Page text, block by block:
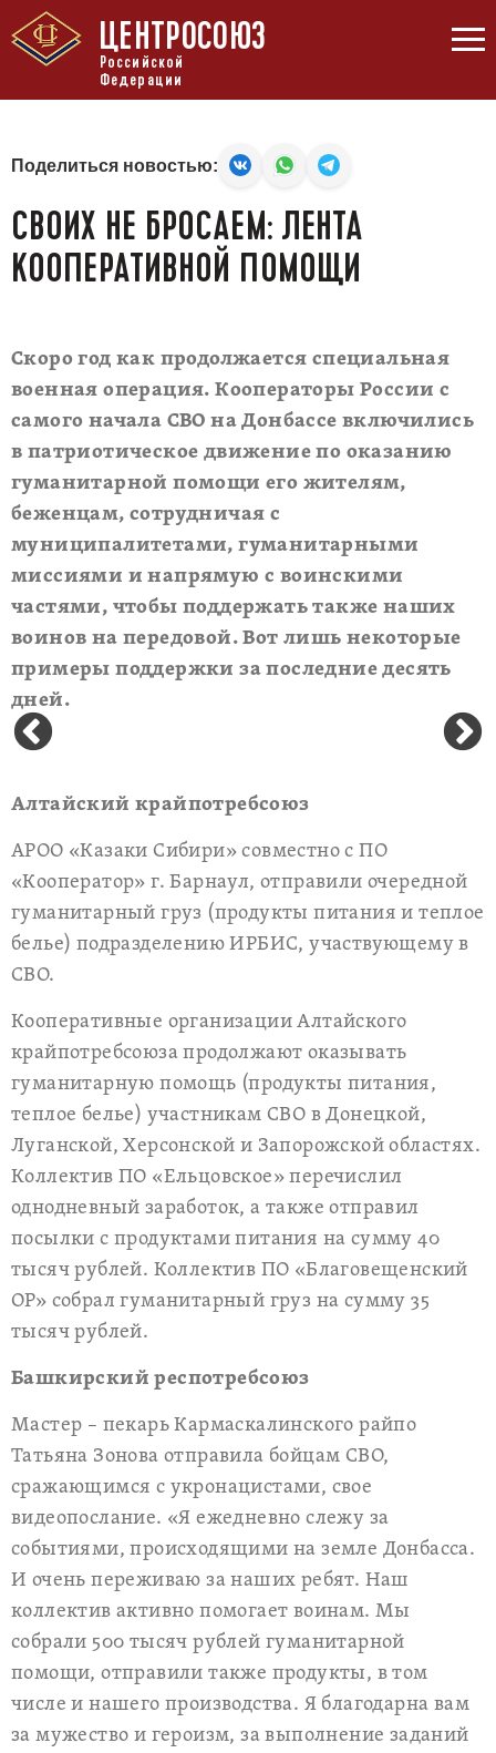
ЦЕНТРОСОЮЗ
Российской
Федерации
Поделиться новостью:
СВОИХ НЕ БРОСАЕМ: ЛЕНТА
КООПЕРАТИВНОЙ ПОМОЩИ
Скоро год как продолжается специальная
военная операция. Кооператоры России с
самого начала СВО на Донбассе включились
в патриотическое движение по оказанию
гуманитарной помощи его жителям,
беженцам, сотрудничая с
муниципалитетами, гуманитарными
миссиями и напрямую с воинскими
частями, чтобы поддержать также наших
воинов на передовой. Вот лишь некоторые
примеры поддержки за последние десять
дней.
Алтайский крайпотребсоюз
АРОО «Казаки Сибири» совместно с ПО
«Кооператор» г. Барнаул, отправили очередной
гуманитарный груз (продукты питания и теплое
белье) подразделению ИРБИС, участвующему в
СВО.
Кооперативные организации Алтайского
крайпотребсоюза продолжают оказывать
гуманитарную помощь (продукты питания,
теплое белье) участникам СВО в Донецкой,
Луганской, Херсонской и Запорожской областях.
Коллектив ПО «Ельцовское» перечислил
однодневный заработок, а также отправил
посылки с продуктами питания на сумму 40
тысяч рублей. Коллектив ПО «Благовещенский
ОР» собрал гуманитарный груз на сумму 35
тысяч рублей.
Башкирский респотребсоюз
Мастер – пекарь Кармаскалинского райпо
Татьяна Зонова отправила бойцам СВО,
сражающимся с укронацистами, свое
видеопослание. «Я ежедневно слежу за
событиями, происходящими на земле Донбасса.
И очень переживаю за наших ребят. Наш
коллектив активно помогает воинам. Мы
собрали 500 тысяч рублей гуманитарной
помощи, отправили также продукты, в том
числе и нашего производства. Я благодарна вам
за мужество и героизм, за выполнение заданий